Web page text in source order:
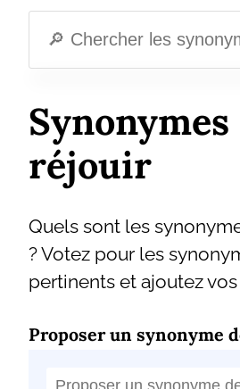
Synonymes
réjouir
Quels sont les
? Votez pour les
pertinents et ajoutez
Proposer un synonyme